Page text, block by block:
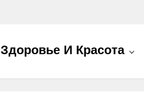
Здоровье И Красота